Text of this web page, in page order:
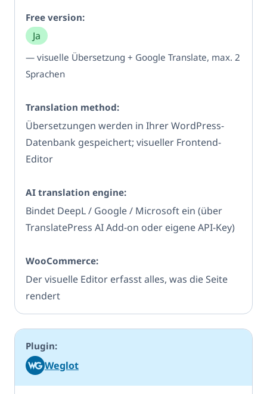
Ja
— visuelle Übersetzung + Google Translate, max. 2
Sprachen
Übersetzungen werden in Ihrer WordPress-
Datenbank gespeichert; visueller Frontend-
Editor
Bindet DeepL / Google / Microsoft ein (über
TranslatePress AI Add-on oder eigene API-Key)
Der visuelle Editor erfasst alles, was die Seite
rendert
Weglot